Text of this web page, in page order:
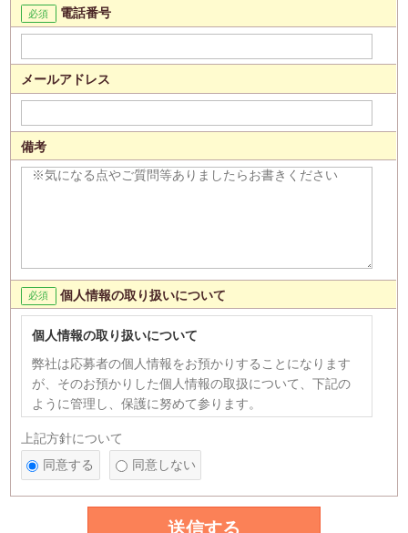
電話番号
メールアドレス
備考
個人情報の取り扱いについて
個人情報の取り扱いについて
弊社は応募者の個人情報をお預かりすることになります
が、そのお預かりした個人情報の取扱について、下記の
ように管理し、保護に努めて参ります。
【個人情報の利用目的】
1)応募者への連絡、採用選考のため。 2)次の各号のいず
れかに該当すると認められる場合には、利用目的の達成
上記方針について
同意する
同意しない
送信する